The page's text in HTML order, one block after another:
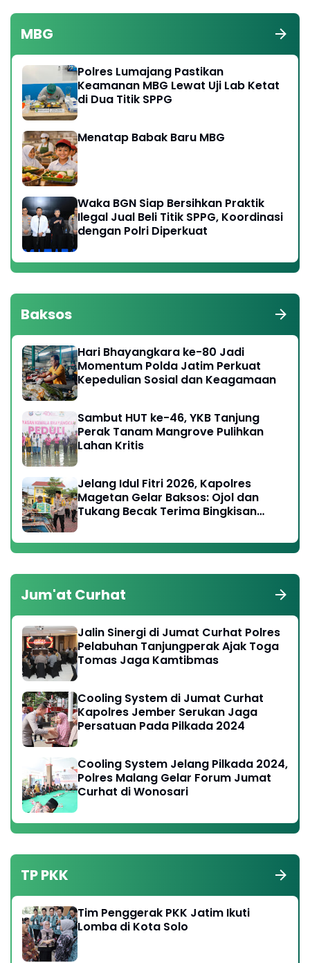
MBG
Polres Lumajang Pastikan
Keamanan MBG Lewat Uji Lab Ketat
di Dua Titik SPPG
Menatap Babak Baru MBG
Waka BGN Siap Bersihkan Praktik
Ilegal Jual Beli Titik SPPG, Koordinasi
dengan Polri Diperkuat
Baksos
Hari Bhayangkara ke-80 Jadi
Momentum Polda Jatim Perkuat
Kepedulian Sosial dan Keagamaan
Sambut HUT ke-46, YKB Tanjung
Perak Tanam Mangrove Pulihkan
Lahan Kritis
Jelang Idul Fitri 2026, Kapolres
Magetan Gelar Baksos: Ojol dan
Tukang Becak Terima Bingkisan
Jum'at Curhat
Jalin Sinergi di Jumat Curhat Polres
Pelabuhan Tanjungperak Ajak Toga
Tomas Jaga Kamtibmas
Cooling System di Jumat Curhat
Kapolres Jember Serukan Jaga
Persatuan Pada Pilkada 2024
Cooling System Jelang Pilkada 2024,
Polres Malang Gelar Forum Jumat
Curhat di Wonosari
TP PKK
Tim Penggerak PKK Jatim Ikuti
Lomba di Kota Solo